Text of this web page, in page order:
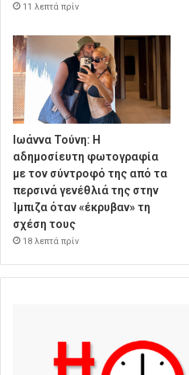
11 λεπτά πρίν
Ιωάννα Τούνη: Η
αδημοσίευτη φωτογραφία
με τον σύντροφό της από τα
περσινά γενέθλιά της στην
Ίμπιζα όταν «έκρυβαν» τη
σχέση τους
18 λεπτά πρίν